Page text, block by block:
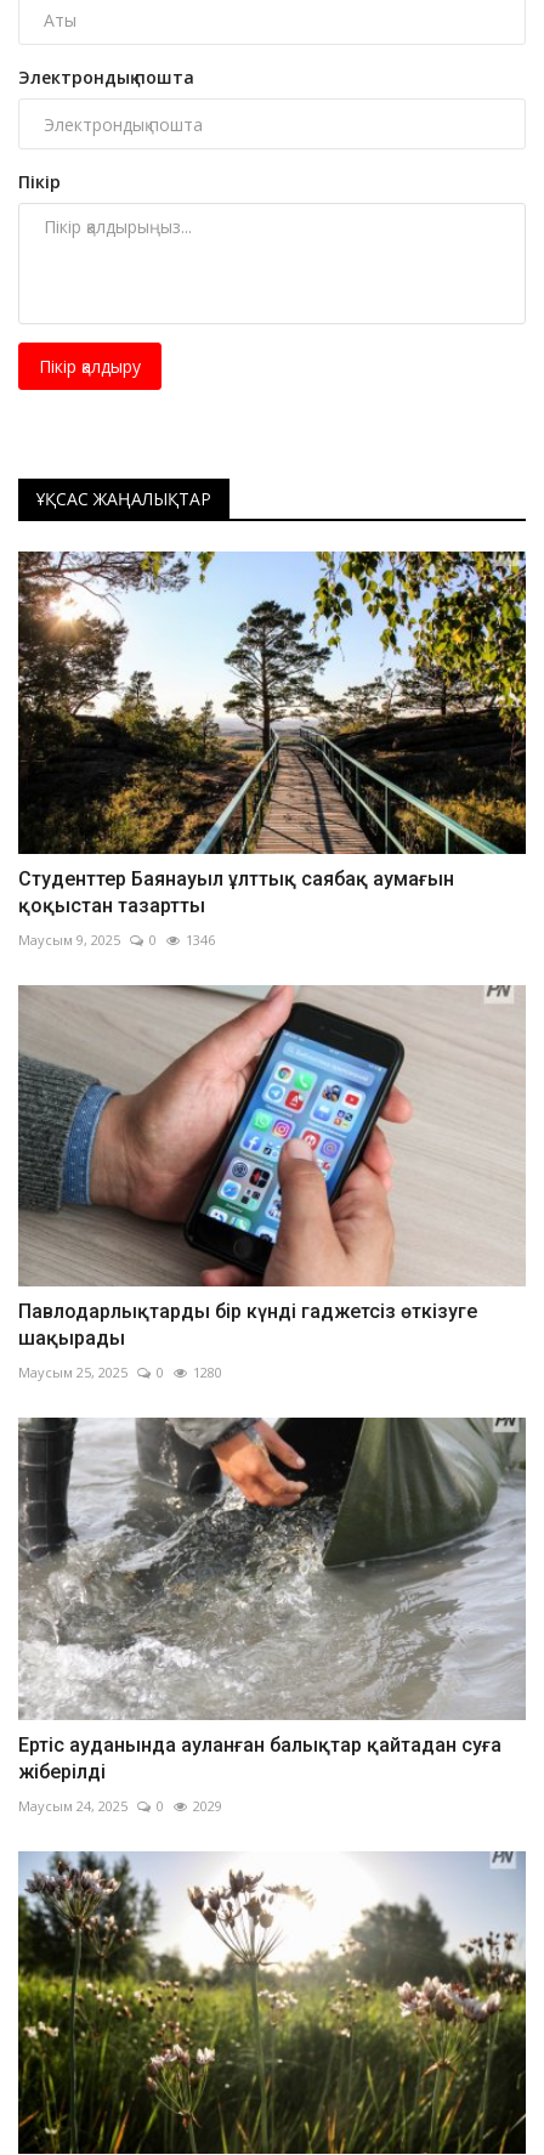
Электрондық пошта
Пікір
Пікір қалдыру
ҰҚСАС ЖАҢАЛЫҚТАР
Студенттер Баянауыл ұлттық саябақ аумағын
қоқыстан тазартты
Маусым 9, 2025 0 1346
Павлодарлықтарды бір күнді гаджетсіз өткізуге
шақырады
Маусым 25, 2025 0 1280
Ертіс ауданында ауланған балықтар қайтадан суға
жіберілді
Маусым 24, 2025 0 2029